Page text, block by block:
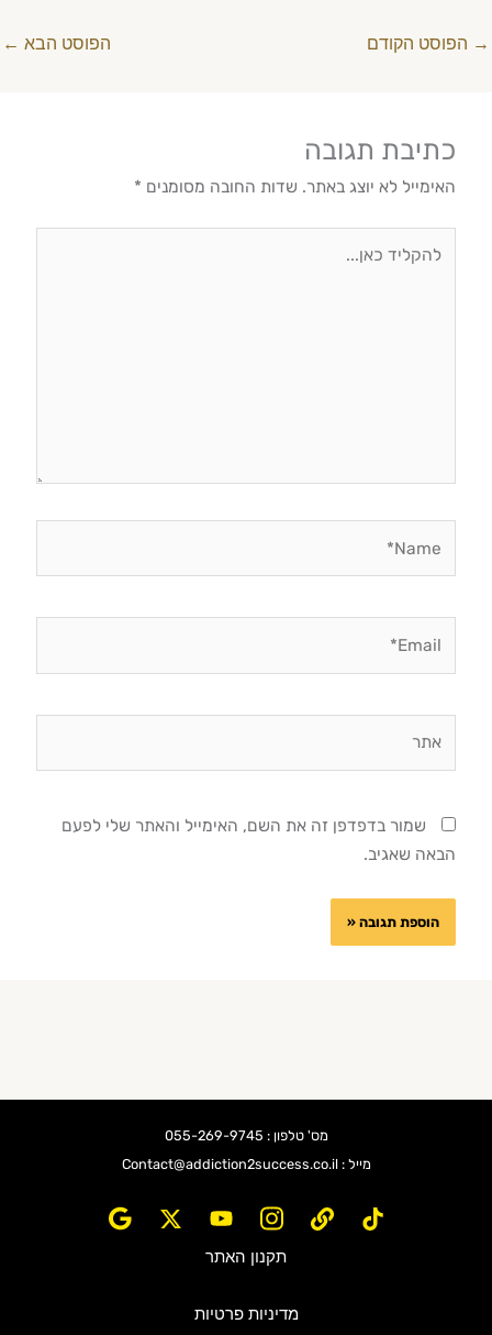
→ הפוסט הקודם הפוסט הבא ←
כתיבת תגובה
האימייל לא יוצג באתר. שדות החובה מסומנים *
שמור בדפדפן זה את השם, האימייל והאתר שלי לפעם
הבאה שאגיב.
מס' טלפון : 055-269-9745
מייל : Contact@addiction2success.co.il
תקנון האתר
מדיניות פרטיות